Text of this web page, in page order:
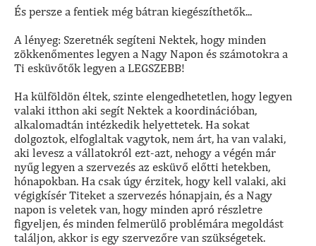
És persze a fentiek még bátran kiegészíthetők...
A lényeg: Szeretnék segíteni Nektek, hogy minden
zökkenőmentes legyen a Nagy Napon és számotokra a
Ti esküvőtők legyen a LEGSZEBB!
Ha külföldön éltek, szinte elengedhetetlen, hogy legyen
valaki itthon aki segít Nektek a koordinációban,
alkalomadtán intézkedik helyettetek. Ha sokat
dolgoztok, elfoglaltak vagytok, nem árt, ha van valaki,
aki levesz a vállatokról ezt-azt, nehogy a végén már
nyűg legyen a szervezés az esküvő előtti hetekben,
hónapokban. Ha csak úgy érzitek, hogy kell valaki, aki
végigkísér Titeket a szervezés hónapjain, és a Nagy
napon is veletek van, hogy minden apró részletre
figyeljen, és minden felmerülő problémára megoldást
találjon, akkor is egy szervezőre van szükségetek.